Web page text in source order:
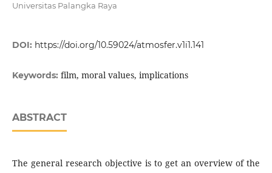
Universitas Palangka Raya
DOI: https://doi.org/10.59024/atmosfer.v1i1.141
Keywords: film, moral values, implications
ABSTRACT
The general research objective is to get an overview of the